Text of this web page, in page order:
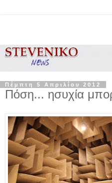
Πέμπτη 5 Απριλίου 2012
Πόση... ησυχία